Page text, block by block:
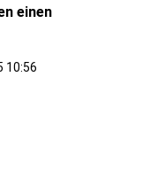
einen
10:56